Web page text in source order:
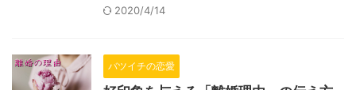
2020/4/14
バツイチの恋愛